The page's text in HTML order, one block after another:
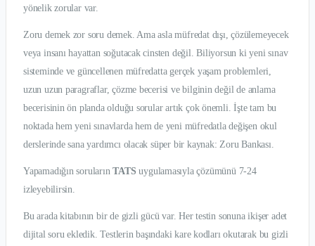
yönelik zorular var.
Zoru demek zor soru demek. Ama asla müfredat dışı, çözülemeyecek
veya insanı hayattan soğutacak cinsten değil. Biliyorsun ki yeni sınav
sisteminde ve güncellenen müfredatta gerçek yaşam problemleri,
uzun uzun paragraflar, çözme becerisi ve bilginin değil de anlama
becerisinin ön planda olduğu sorular artık çok önemli. İşte tam bu
noktada hem yeni sınavlarda hem de yeni müfredatla değişen okul
derslerinde sana yardımcı olacak süper bir kaynak: Zoru Bankası.
Yapamadığın sorularınTATSuygulamasıyla çözümünü 7-24
izleyebilirsin.
Bu arada kitabının bir de gizli gücü var. Her testin sonuna ikişer adet
dijital soru ekledik. Testlerin başındaki kare kodları okutarak bu gizli